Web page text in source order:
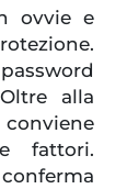
ovvie e
alla
fattori.